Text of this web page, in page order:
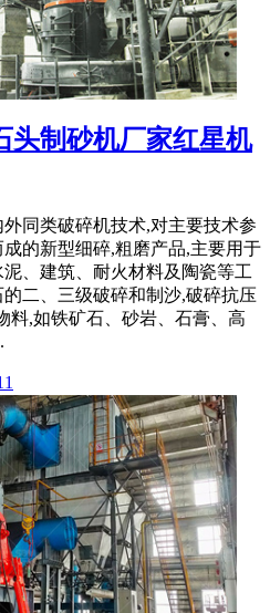
头制砂机厂家红星机
同类破碎机技术,对主要技术参
的新型细碎,粗磨产品,主要用于
、建筑、耐火材料及陶瓷等工
二、三级破碎和制沙,破碎抗压
料,如铁矿石、砂岩、石膏、高